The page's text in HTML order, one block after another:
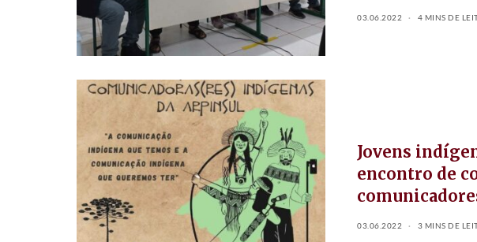
03.06.2022 4 MINS DE
Jovens
encontro de
03.06.2022 3 MINS DE